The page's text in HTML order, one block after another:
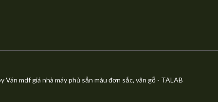
Ván mdf giá nhà máy phủ sẳn màu đơn sắc, vân gỗ - TALAB